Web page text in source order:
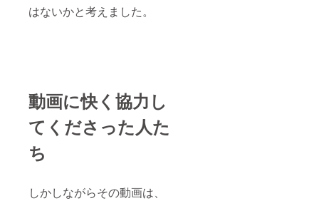
はないかと考えました。
動画に快く協力し
てくださった人た
ち
しかしながらその動画は、